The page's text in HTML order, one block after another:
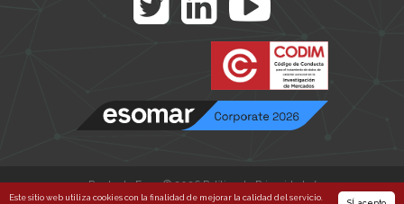
Este sitio web utiliza cookies con la finalidad de mejorar la calidad del servicio.
Punto de Fuga © 2026Política de Privacidad /